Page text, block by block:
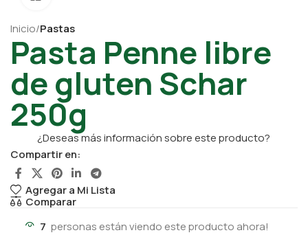
Inicio Pastas
Pasta Penne libre
de gluten Schar
250g
¿Deseas más información sobre este producto?
Compartir en:
Agregar a Mi Lista
Comparar
7 personas están viendo este producto ahora!